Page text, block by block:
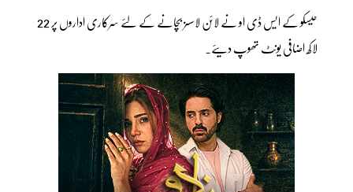
حیسکو کے ایس ڈی او نے لائن لاسسز بچانے کے لئے سرکاری اداروں پر 22
لاکھ اضافی یونٹ تھوپ دیئے۔